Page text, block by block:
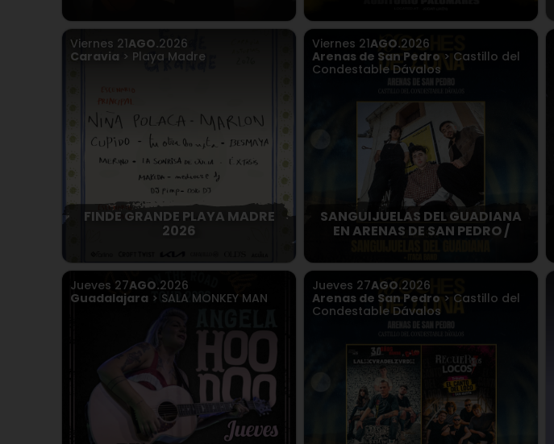
Viernes 21AGO.2026
Caravia > Playa Madre
FINDE GRANDE PLAYA MADRE
2026
Viernes 21AGO.2026
Arenas de San Pedro > Castillo del
Condestable Dávalos
SANGUIJUELAS DEL GUADIANA
EN ARENAS DE SAN PEDRO /
Jueves 27AGO.2026
Guadalajara > SALA MONKEY MAN
Jueves 27AGO.2026
Arenas de San Pedro > Castillo del
Condestable Dávalos